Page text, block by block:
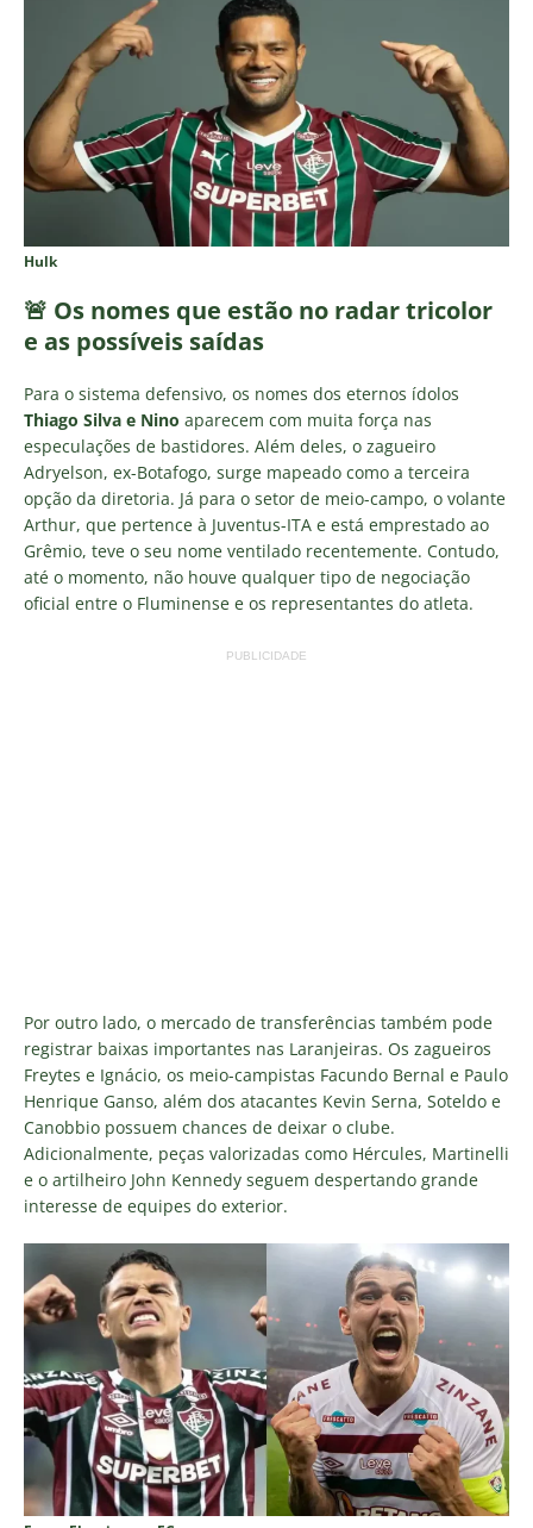
Hulk
🚨 Os nomes que estão no radar tricolor
e as possíveis saídas
Para o sistema defensivo, os nomes dos eternos ídolos
Thiago Silva e Nino aparecem com muita força nas
especulações de bastidores. Além deles, o zagueiro
Adryelson, ex-Botafogo, surge mapeado como a terceira
opção da diretoria. Já para o setor de meio-campo, o volante
Arthur, que pertence à Juventus-ITA e está emprestado ao
Grêmio, teve o seu nome ventilado recentemente. Contudo,
até o momento, não houve qualquer tipo de negociação
oficial entre o Fluminense e os representantes do atleta.
PUBLICIDADE
Por outro lado, o mercado de transferências também pode
registrar baixas importantes nas Laranjeiras. Os zagueiros
Freytes e Ignácio, os meio-campistas Facundo Bernal e Paulo
Henrique Ganso, além dos atacantes Kevin Serna, Soteldo e
Canobbio possuem chances de deixar o clube.
Adicionalmente, peças valorizadas como Hércules, Martinelli
e o artilheiro John Kennedy seguem despertando grande
interesse de equipes do exterior.